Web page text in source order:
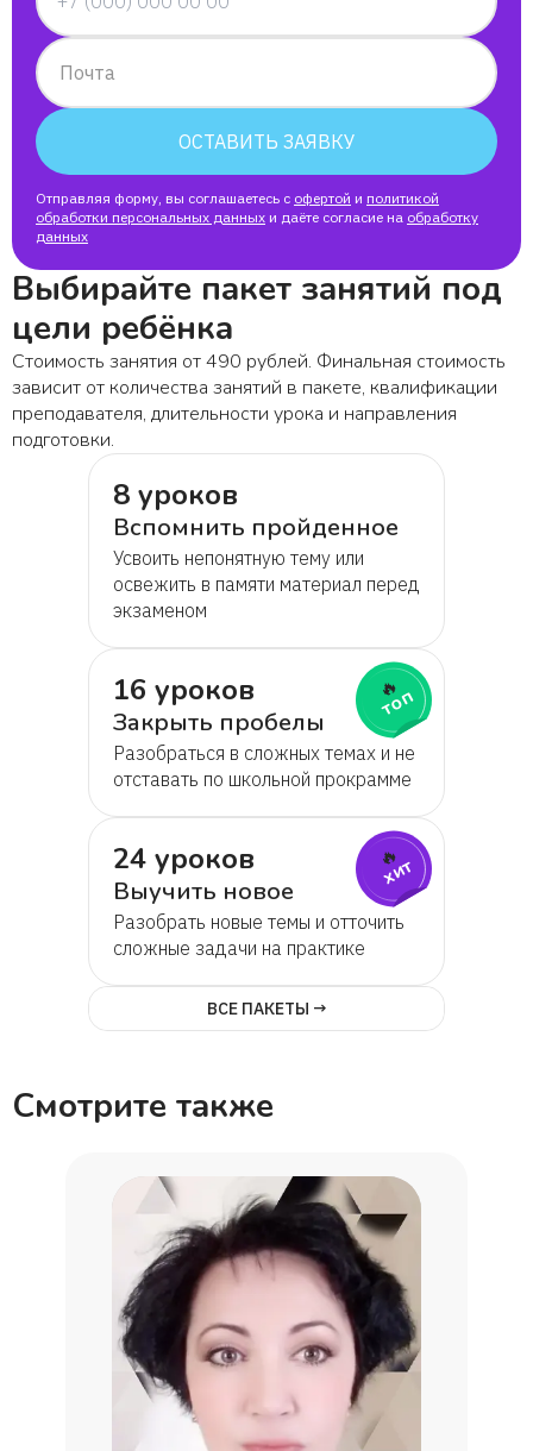
Гелена
Елена
Виктория
Артем
Екатерина
Константин Мама Екатира
Данила
Семен
Татьяна
Артем
Михаил
Тагир
Маргарита
Мила
Егор
Глеб
Евгения
Артем
Почта
ОСТАВИТЬ ЗАЯВКУ
Отправляя форму, вы соглашаетесь с офертой и политикой
обработки персональных данных и даёте согласие на обработку
данных
Выбирайте пакет занятий под
цели ребёнка
Стоимость занятия от 490 рублей. Финальная стоимость
зависит от количества занятий в пакете, квалификации
преподавателя, длительности урока и направления
подготовки.
8 уроков
Вспомнить пройденное
Усвоить непонятную тему или
освежить в памяти материал перед
экзаменом
16 уроков
Закрыть пробелы
Разобраться в сложных темах и не
отставать по школьной прокрамме
🔥
топ
24 уроков
Выучить новое
Разобрать новые темы и отточить
сложные задачи на практике
🔥
хит
ВСЕ ПАКЕТЫ →
Смотрите также